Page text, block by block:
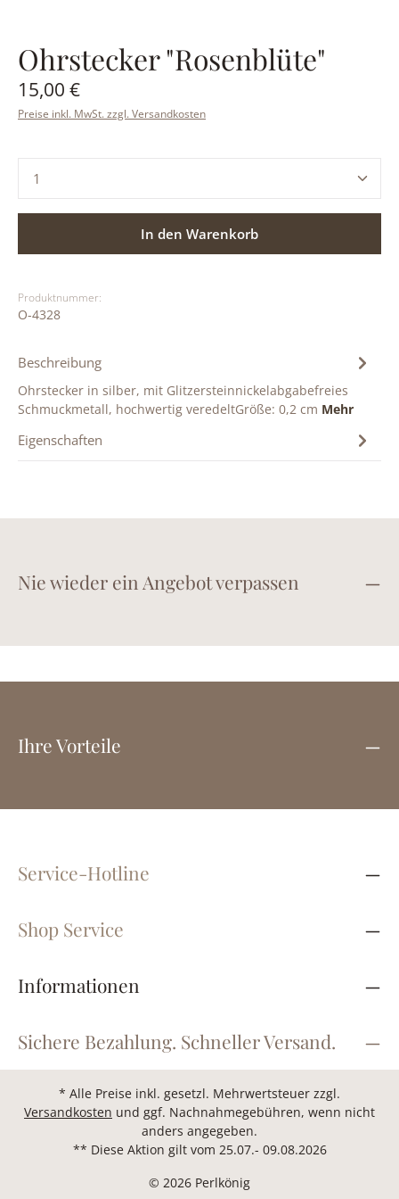
Ohrstecker "Rosenblüte"
Regulärer Preis:
15,00 €
Preise inkl. MwSt. zzgl. Versandkosten
Produkt Anzahl: Gib den gewünschten Wert ein
In den Warenkorb
Produktnummer:
O-4328
Beschreibung
Ohrstecker in silber, mit Glitzersteinnickelabgabefreies
Schmuckmetall, hochwertig veredeltGröße: 0,2 cm Mehr
Eigenschaften
Nie wieder ein Angebot verpassen
Ihre Vorteile
Service-Hotline
Shop Service
Informationen
Sichere Bezahlung. Schneller Versand.
© 2026 Perlkönig
* Alle Preise inkl. gesetzl. Mehrwertsteuer zzgl.
Versandkosten und ggf. Nachnahmegebühren, wenn nicht
anders angegeben.
** Diese Aktion gilt vom 25.07.- 09.08.2026